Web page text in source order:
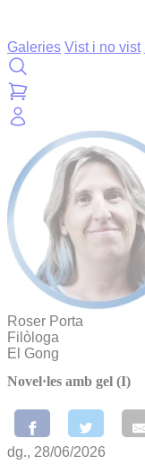
Galeries Vist i no vist
Roser Porta
Filòloga
El Gong
Novel·les amb gel (I)
dg., 28/06/2026